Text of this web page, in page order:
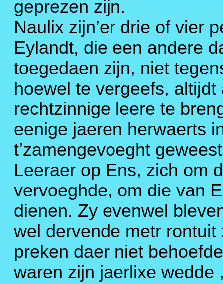
geprezen zijn.
Naulix zijn’er drie of vier
Eylandt, die een andere
toegedaen zijn, niet
hoewel te vergeefs,
rechtzinnige leere te
eenige jaeren herwaerts
t’zamengevoeght
Leeraer op Ens, zich om
vervoeghde, om die van
dienen. Zy evenwel
wel dervende metr
preken daer niet
waren zijn jaerlixe wedde